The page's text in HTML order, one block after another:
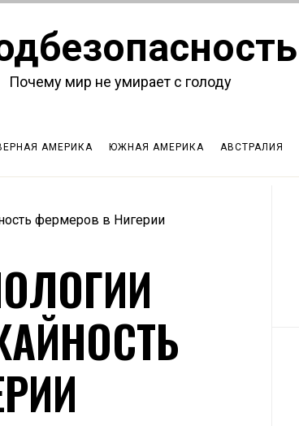
Почему мир не умирает с голоду
АМЕРИКА ЮЖНАЯ АМЕРИКА АВСТРАЛИЯ
фермеров в Нигерии